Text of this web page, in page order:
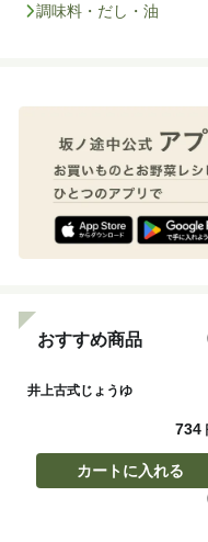
調味料・だし・油
おすすめ商品
井上古式じょうゆ
734
カートに入れる